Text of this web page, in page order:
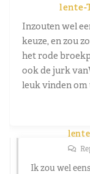
lente-
Inzouten wel
keuze, en zou
het rode
ook de jurk
leuk vinden om
Ik zou wel